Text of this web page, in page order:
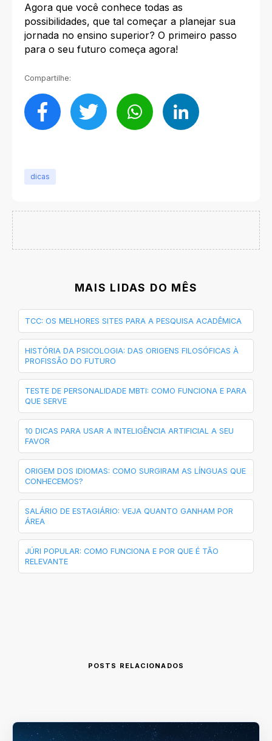
Agora que você conhece todas as
possibilidades, que tal começar a planejar sua
jornada no ensino superior? O primeiro passo
para o seu futuro começa agora!
Compartilhe:
dicas
MAIS LIDAS DO MÊS
TCC: OS MELHORES SITES PARA A PESQUISA ACADÊMICA
HISTÓRIA DA PSICOLOGIA: DAS ORIGENS FILOSÓFICAS À
PROFISSÃO DO FUTURO
TESTE DE PERSONALIDADE MBTI: COMO FUNCIONA E PARA
QUE SERVE
10 DICAS PARA USAR A INTELIGÊNCIA ARTIFICIAL A SEU
FAVOR
ORIGEM DOS IDIOMAS: COMO SURGIRAM AS LÍNGUAS QUE
CONHECEMOS?
SALÁRIO DE ESTAGIÁRIO: VEJA QUANTO GANHAM POR
ÁREA
JÚRI POPULAR: COMO FUNCIONA E POR QUE É TÃO
RELEVANTE
POSTS RELACIONADOS